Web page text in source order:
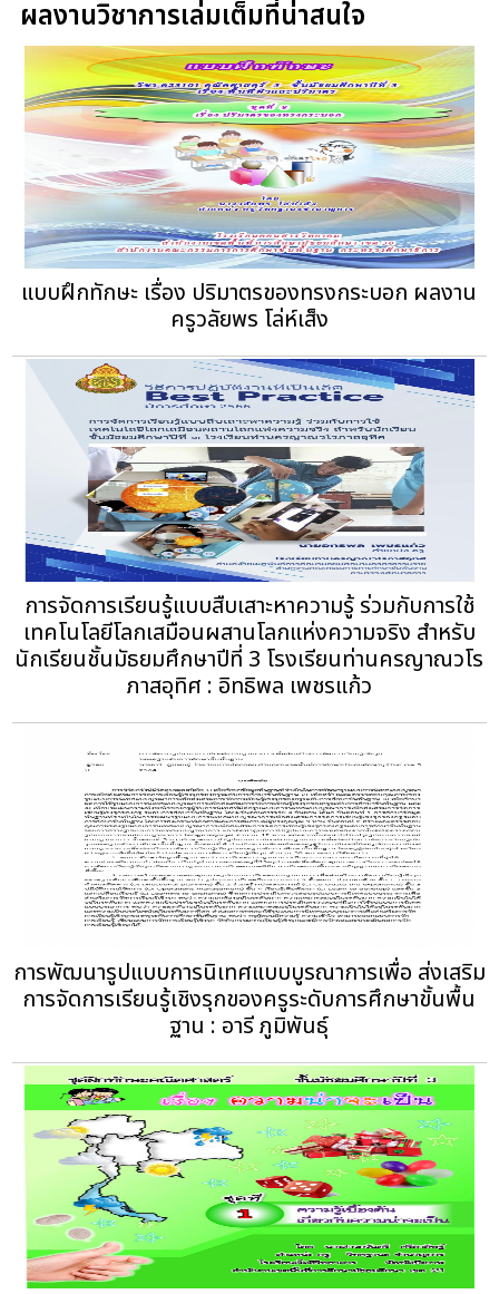
ผลงานวิชาการเล่มเต็มที่น่าสนใจ
แบบฝึกทักษะ เรื่อง ปริมาตรของทรงกระบอก ผลงาน
ครูวลัยพร โล่ห์เส็ง
การจัดการเรียนรู้แบบสืบเสาะหาความรู้ ร่วมกับการใช้
เทคโนโลยีโลกเสมือนผสานโลกแห่งความจริง สำหรับ
นักเรียนชั้นมัธยมศึกษาปีที่ 3 โรงเรียนท่านครญาณวโร
ภาสอุทิศ : อิทธิพล เพชรแก้ว
การพัฒนารูปแบบการนิเทศแบบบูรณาการเพื่อ ส่งเสริม
การจัดการเรียนรู้เชิงรุกของครูระดับการศึกษาขั้นพื้น
ฐาน : อารี ภูมิพันธุ์